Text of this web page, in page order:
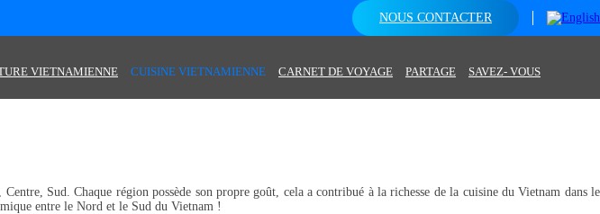
NOUS CONTACTER
VIETNAMIENNE CUISINE VIETNAMIENNE CARNET DE VOYAGE PARTAGE SAVEZ- VOUS
Sud. Chaque région possède son propre goût, cela a contribué à la richesse de la cuisine du Vietnam dans le
entre le Nord et le Sud du Vietnam !